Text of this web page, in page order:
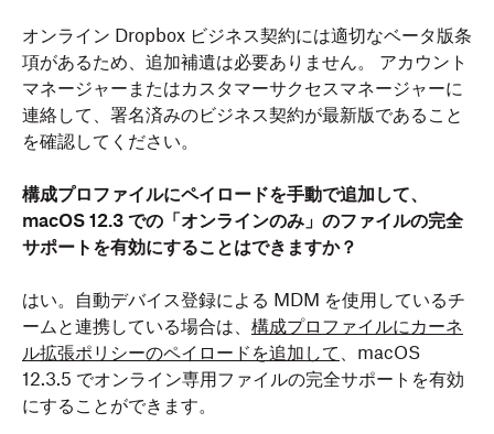
オンライン Dropbox ビジネス契約には適切なベータ版条
項があるため、追加補遺は必要ありません。 アカウント
マネージャーまたはカスタマーサクセスマネージャーに
連絡して、署名済みのビジネス契約が最新版であること
を確認してください。
構成プロファイルにペイロードを手動で追加して、
macOS 12.3 での「オンラインのみ」のファイルの完全
サポートを有効にすることはできますか？
はい。自動デバイス登録による MDM を使用しているチ
ームと連携している場合は、 構成プロファイルにカーネ
ル拡張ポリシーのペイロードを追加して 、macOS
12.3.5 でオンライン専用ファイルの完全サポートを有効
にすることができます。